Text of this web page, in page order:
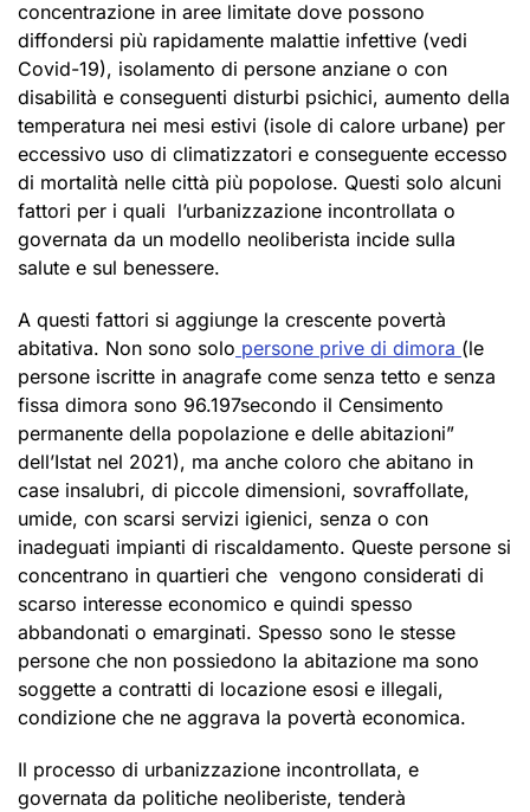
concentrazione in aree limitate dove possono
diffondersi più rapidamente malattie infettive (vedi
Covid-19), isolamento di persone anziane o con
disabilità e conseguenti disturbi psichici, aumento della
temperatura nei mesi estivi (isole di calore urbane) per
eccessivo uso di climatizzatori e conseguente eccesso
di mortalità nelle città più popolose. Questi solo alcuni
fattori per i quali l’urbanizzazione incontrollata o
governata da un modello neoliberista incide sulla
salute e sul benessere.
A questi fattori si aggiunge la crescente povertà
abitativa. Non sono solo persone prive di dimora (le
persone iscritte in anagrafe come senza tetto e senza
fissa dimora sono 96.197secondo il Censimento
permanente della popolazione e delle abitazioni”
dell’Istat nel 2021), ma anche coloro che abitano in
case insalubri, di piccole dimensioni, sovraffollate,
umide, con scarsi servizi igienici, senza o con
inadeguati impianti di riscaldamento. Queste persone si
concentrano in quartieri che vengono considerati di
scarso interesse economico e quindi spesso
abbandonati o emarginati. Spesso sono le stesse
persone che non possiedono la abitazione ma sono
soggette a contratti di locazione esosi e illegali,
condizione che ne aggrava la povertà economica.
Il processo di urbanizzazione incontrollata, e
governata da politiche neoliberiste, tenderà